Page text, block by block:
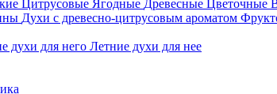
Цитрусовые Ягодные Древесные Цветочные
Духи с древесно-цитрусовым ароматом
духи для него Летние духи для нее